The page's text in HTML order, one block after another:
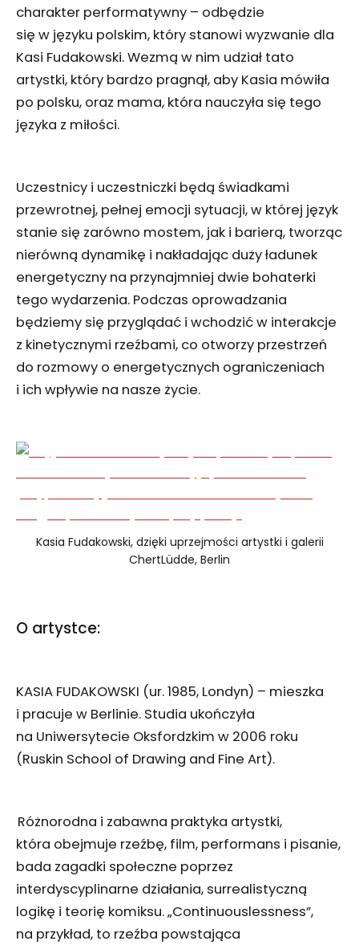
charakter performatywny – odbędzie
się w języku polskim, który stanowi wyzwanie dla
Kasi Fudakowski. Wezmą w nim udział tato
artystki, który bardzo pragnął, aby Kasia mówiła
po polsku, oraz mama, która nauczyła się tego
języka z miłości.
Uczestnicy i uczestniczki będą świadkami
przewrotnej, pełnej emocji sytuacji, w której język
stanie się zarówno mostem, jak i barierą, tworząc
nierówną dynamikę i nakładając duży ładunek
energetyczny na przynajmniej dwie bohaterki
tego wydarzenia. Podczas oprowadzania
będziemy się przyglądać i wchodzić w interakcje
z kinetycznymi rzeźbami, co otworzy przestrzeń
do rozmowy o energetycznych ograniczeniach
i ich wpływie na nasze życie.
Kasia Fudakowski, dzięki uprzejmości artystki i galerii
ChertLüdde, Berlin
O artystce:
KASIA FUDAKOWSKI (ur. 1985, Londyn) – mieszka
i pracuje w Berlinie. Studia ukończyła
na Uniwersytecie Oksfordzkim w 2006 roku
(Ruskin School of Drawing and Fine Art).
Różnorodna i zabawna praktyka artystki,
która obejmuje rzeźbę, film, performans i pisanie,
bada zagadki społeczne poprzez
interdyscyplinarne działania, surrealistyczną
logikę i teorię komiksu. „Continuouslessness”,
na przykład, to rzeźba powstająca